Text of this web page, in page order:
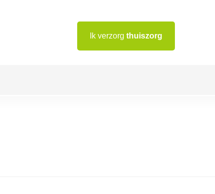
Ik verzorg thuiszorg